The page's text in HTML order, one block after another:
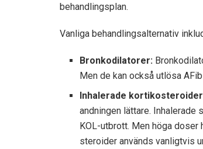
behandlingsplan.
Vanliga behandlingsalternativ
Bronkodilatorer:
Men de kan också utlösa
Inhalerade
andningen lättare. Inhalerade
KOL-utbrott. Men höga doser
steroider används vanligtvis